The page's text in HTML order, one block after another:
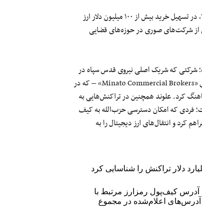
بر اساس این بیانیه، علیرضا درخشان و آرش استکی علوند بین سال‌های ۲۰۲۳ تا ۲۰۲۵، در تسهیل خرید بیش از ۱۰۰ میلیون دلار ارز
از شرکت‌های صوری در حوزه‌های قضایی
شرکتی که شریک اصلی نیروی قدس سپاه در
فروش نفت ایران بوده است. در سال ۲۰۲۳، علوند یک پرداخت از سوی شرکت صوری «Minato Commercial Brokers» – که در
کرد. علوند همچنین در تراکنش‌هایی به
فردی که امکان دسترسی حزب‌الله به کیف
کرد و انتقال‌های ارز دیجیتال را به
-دفتر ملی مبارزه با تأمین مالی تروریسم اسرائیل فهرست ۱۸۷ آدرس کیف‌پول رمزارز مرتبط با
آدرس‌های اعلام‌شده در مجموع